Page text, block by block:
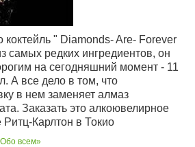
коктейль " Diamonds- Are- Forever
самых редких ингредиентов, он
на сегодняшний момент - 11
А все дело в том, что
в нем заменяет алмаз
Заказать это алкоювелирное
Карлтон в Токио
всем»